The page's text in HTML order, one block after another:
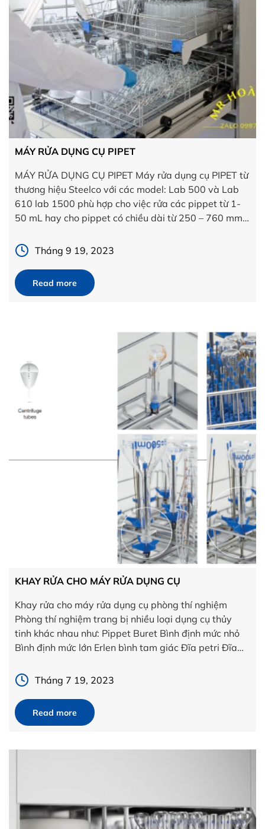
MÁY RỬA DỤNG CỤ PIPET
MÁY RỬA DỤNG CỤ PIPET Máy rửa dụng cụ PIPET từ
thương hiệu Steelco với các model: Lab 500 và Lab
610 lab 1500 phù hợp cho việc rửa các pippet từ 1-
50 mL hay cho pippet có chiều dài từ 250 – 760 mm.
Tháng 9 19, 2023
Read more
KHAY RỬA CHO MÁY RỬA DỤNG CỤ
Khay rửa cho máy rửa dụng cụ phòng thí nghiệm
Phòng thí nghiệm trang bị nhiều loại dụng cụ thủy
tinh khác nhau như: Pippet Buret Bình định mức nhỏ
Bình định mức lớn Erlen bình tam giác Đĩa petri Đĩa
nghiệm ống ly tâm […]
Tháng 7 19, 2023
Read more